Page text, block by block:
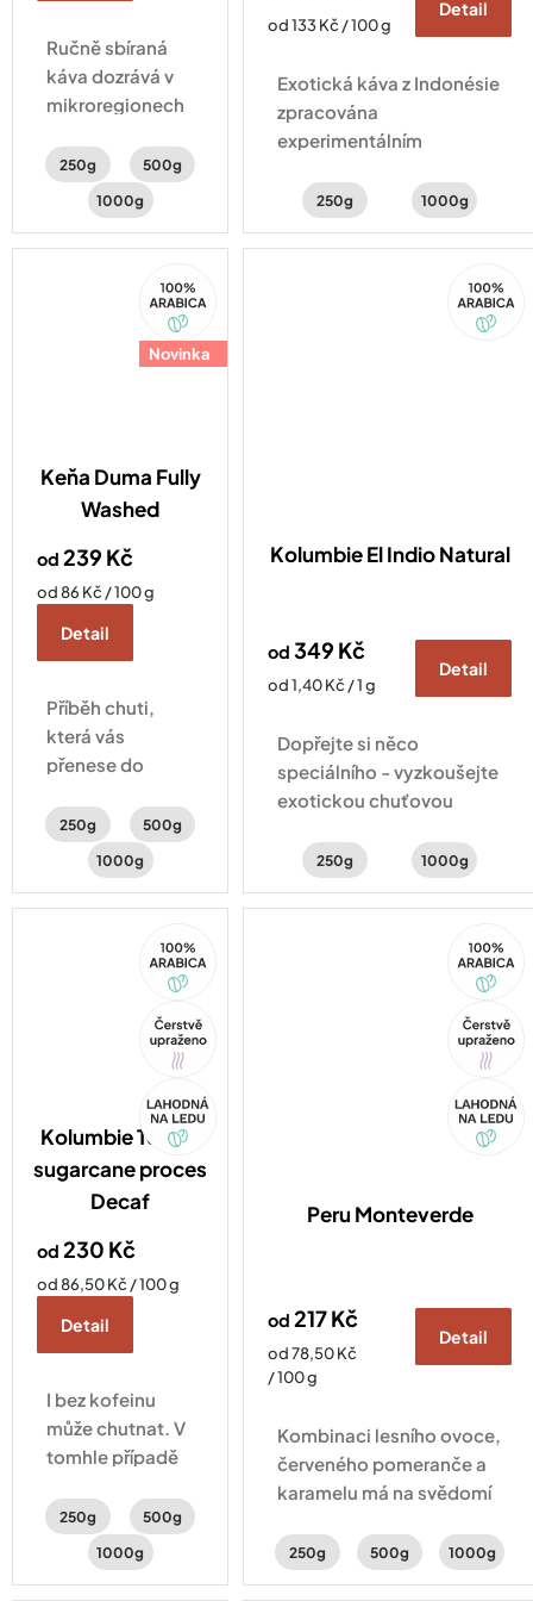
Ručně sbíraná
káva dozrává v
mikroregionech
Vybírá se jen ta
nejlepší –
výsledkem je
jemná chuť
250g
500g
1000g
Měrná
od 133 Kč / 100 g
Detail
Exotická káva z Indonésie
zpracována
experimentálním
natural a washed . Šálek
kiwi, hrozinek a
250g 1000g
Arabica
Novinka
Keňa Duma Fully
Washed
od 239 Kč
Měrná
od 86 Kč / 100 g
Detail
Příběh chuti,
která vás
přenese do
Káva zpracovaná
metodou Fully
washed s chutí
ostružin,
250g
500g
1000g
Arabica
Kolumbie El Indio Natural
od 349 Kč
Měrná
od 1,40 Kč / 1 g
Detail
Dopřejte si něco
speciálního - vyzkoušejte
exotickou chuťovou
čokoládě, červeného
250g 1000g
Tip
Arabica
Kolumbie Tolima
sugarcane proces
Decaf
od 230 Kč
Měrná
od 86,50 Kč / 100 g
Detail
I bez kofeinu
může chutnat. V
tomhle případě
kterou vyvažuje
sladký třtinový
cukr a
250g
500g
1000g
Tip
Arabica
Peru Monteverde
od 217 Kč
Měrná
cena:
od 78,50 Kč
/ 100 g
Detail
Kombinaci lesního ovoce,
červeného pomeranče a
karamelu má na svědomí
Odborník, od kterého se
250g 500g 1000g